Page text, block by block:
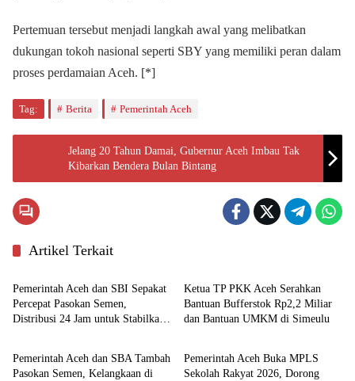
Pertemuan tersebut menjadi langkah awal yang melibatkan
dukungan tokoh nasional seperti SBY yang memiliki peran dalam
proses perdamaian Aceh. [*]
Tag: Berita Pemerintah Aceh
Jelang 20 Tahun Damai, Gubernur Aceh Imbau Tak
Kibarkan Bendera Bulan Bintang
Artikel Terkait
Pemerintahan
Pemerintah Aceh dan SBI Sepakat
Percepat Pasokan Semen,
Distribusi 24 Jam untuk Stabilkan
Ketua TP PKK Aceh Serahkan
Bantuan Bufferstok Rp2,2 Miliar
dan Bantuan UMKM di Simeulu
Ekonomi
Pemerintah Aceh dan SBA Tambah
Pasokan Semen, Kelangkaan di
Pemerintahan
Pemerintah Aceh Buka MPLS
Sekolah Rakyat 2026, Dorong